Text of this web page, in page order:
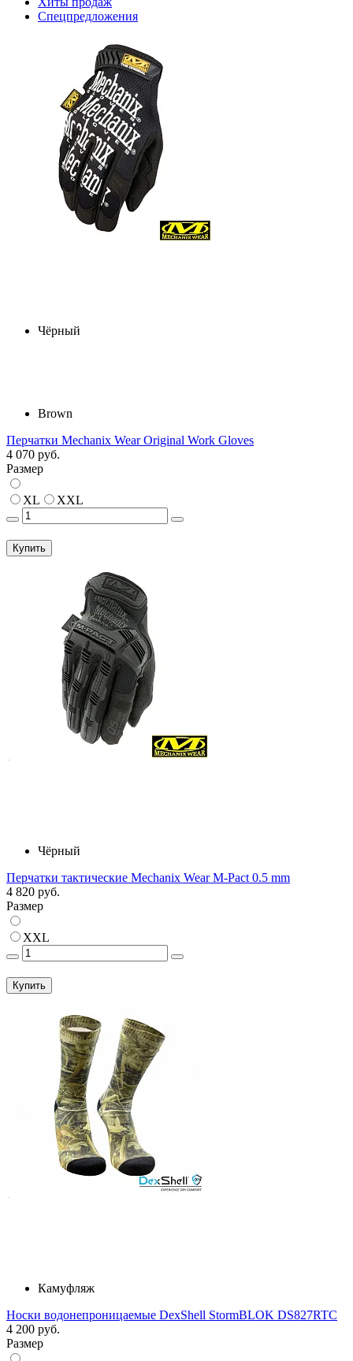
Спецпредложения
Чёрный
Brown
Перчатки Mechanix Wear Original Work Gloves
4 070 руб.
Размер
XL XXL
Купить
Чёрный
Перчатки тактические Mechanix Wear M-Pact 0.5 mm
4 820 руб.
Размер
XXL
Купить
Камуфляж
Носки водонепроницаемые DexShell StormBLOK DS827RTC
4 200 руб.
Размер